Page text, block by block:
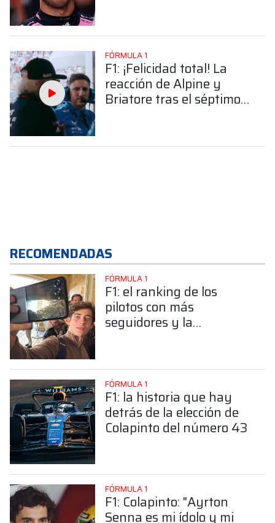
FÓRMULA 1
F1: ¡Felicidad total! La
reacción de Alpine y
Briatore tras el séptimo
RECOMENDADAS
FÓRMULA 1
F1: el ranking de los
pilotos con más
seguidores y la
FÓRMULA 1
F1: la historia que hay
detrás de la elección de
Colapinto del número 43
FÓRMULA 1
F1: Colapinto: "Ayrton
Senna es mi ídolo y mi